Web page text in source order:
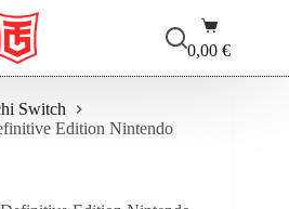
Carrello
0,00€
Switch
Edition Nintendo